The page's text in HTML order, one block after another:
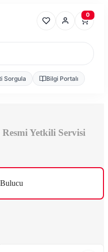
0
Sorgula Bilgi Portalı
Yetkili Servisi